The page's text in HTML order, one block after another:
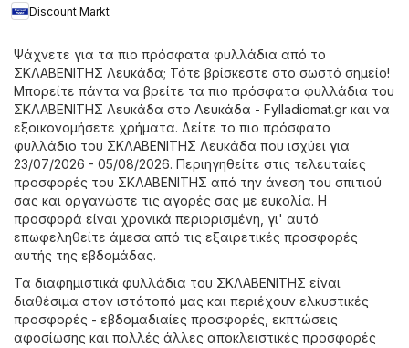
Discount Markt
Ψάχνετε για τα πιο πρόσφατα φυλλάδια από το
ΣΚΛΑΒΕΝΙΤΗΣ Λευκάδα; Τότε βρίσκεστε στο σωστό σημείο!
Μπορείτε πάντα να βρείτε τα πιο πρόσφατα φυλλάδια του
ΣΚΛΑΒΕΝΙΤΗΣ Λευκάδα στο Λευκάδα - Fylladiomat.gr και να
εξοικονομήσετε χρήματα. Δείτε το πιο πρόσφατο
φυλλάδιο του ΣΚΛΑΒΕΝΙΤΗΣ Λευκάδα που ισχύει για
23/07/2026 - 05/08/2026. Περιηγηθείτε στις τελευταίες
προσφορές του ΣΚΛΑΒΕΝΙΤΗΣ από την άνεση του σπιτιού
σας και οργανώστε τις αγορές σας με ευκολία. Η
προσφορά είναι χρονικά περιορισμένη, γι' αυτό
επωφεληθείτε άμεσα από τις εξαιρετικές προσφορές
αυτής της εβδομάδας.
Τα διαφημιστικά φυλλάδια του ΣΚΛΑΒΕΝΙΤΗΣ είναι
διαθέσιμα στον ιστότοπό μας και περιέχουν ελκυστικές
προσφορές - εβδομαδιαίες προσφορές, εκπτώσεις
αφοσίωσης και πολλές άλλες αποκλειστικές προσφορές